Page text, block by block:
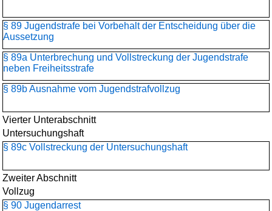
§ 89 Jugendstrafe bei Vorbehalt der Entscheidung über die
Aussetzung
§ 89a Unterbrechung und Vollstreckung der Jugendstrafe
neben Freiheitsstrafe
§ 89b Ausnahme vom Jugendstrafvollzug
Vierter Unterabschnitt
Untersuchungshaft
§ 89c Vollstreckung der Untersuchungshaft
Zweiter Abschnitt
Vollzug
§ 90 Jugendarrest